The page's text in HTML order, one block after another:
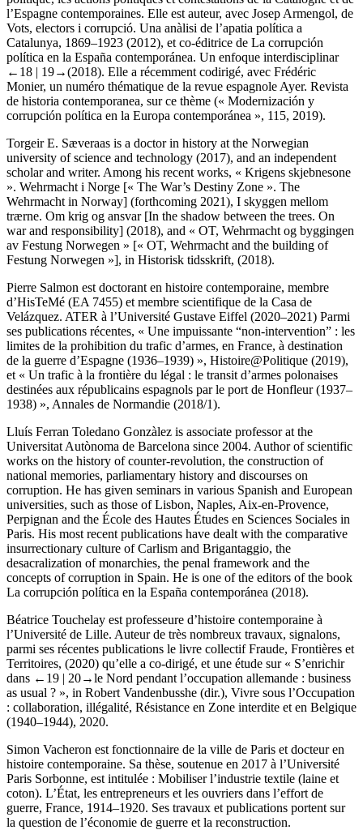
l’Espagne contemporaines. Elle est auteur, avec Josep Armengol, de
Vots, electors i corrupció. Una anàlisi de l’apatia política a
Catalunya, 1869–1923 (2012), et co-éditrice de La corrupción
política en la España contemporánea. Un enfoque interdisciplinar
←18 | 19→(2018). Elle a récemment codirigé, avec Frédéric
Monier, un numéro thématique de la revue espagnole Ayer. Revista
de historia contemporanea, sur ce thème (« Modernización y
corrupción política en la Europa contemporánea », 115, 2019).
Torgeir E. Sæveraas is a doctor in history at the Norwegian
university of science and technology (2017), and an independent
scholar and writer. Among his recent works, « Krigens skjebnesone
». Wehrmacht i Norge [« The War’s Destiny Zone ». The
Wehrmacht in Norway] (forthcoming 2021), I skyggen mellom
trærne. Om krig og ansvar[In the shadow between the trees. On
war and responsibility] (2018), and « OT, Wehrmacht og byggingen
av Festung Norwegen » [« OT, Wehrmacht and the building of
Festung Norwegen »], in Historisk tidsskrift, (2018).
Pierre Salmon est doctorant en histoire contemporaine, membre
d’HisTeMé (EA 7455) et membre scientifique de la Casa de
Velázquez. ATER à l’Université Gustave Eiffel (2020–2021) Parmi
ses publications récentes, « Une impuissante “non-intervention” : les
limites de la prohibition du trafic d’armes, en France, à destination
de la guerre d’Espagne (1936–1939) », Histoire@Politique (2019),
et « Un trafic à la frontière du légal : le transit d’armes polonaises
destinées aux républicains espagnols par le port de Honfleur (1937–
1938) », Annales de Normandie (2018/1).
Lluís Ferran Toledano Gonzàlez is associate professor at the
Universitat Autònoma de Barcelona since 2004. Author of scientific
works on the history of counter-revolution, the construction of
national memories, parliamentary history and discourses on
corruption. He has given seminars in various Spanish and European
universities, such as those of Lisbon, Naples, Aix-en-Provence,
Perpignan and the École des Hautes Études en Sciences Sociales in
Paris. His most recent publications have dealt with the comparative
insurrectionary culture of Carlism and Brigantaggio, the
desacralization of monarchies, the penal framework and the
concepts of corruption in Spain. He is one of the editors of the book
La corrupción política en la España contemporánea (2018).
Béatrice Touchelay est professeure d’histoire contemporaine à
l’Université de Lille. Auteur de très nombreux travaux, signalons,
parmi ses récentes publications le livre collectifFraude, Frontières et
Territoires, (2020) qu’elle a co-dirigé, et une étude sur « S’enrichir
dans ←19 | 20→le Nord pendant l’occupation allemande : business
as usual ? », in Robert Vandenbusshe (dir.), Vivre sous l’Occupation
: collaboration, illégalité, Résistance en Zone interdite et en Belgique
(1940–1944), 2020.
Simon Vacheron est fonctionnaire de la ville de Paris et docteur en
histoire contemporaine. Sa thèse, soutenue en 2017 à l’Université
Paris Sorbonne, est intitulée : Mobiliser l’industrie textile (laine et
coton). L’État, les entrepreneurs et les ouvriers dans l’effort de
guerre, France, 1914–1920. Ses travaux et publications portent sur
la question de l’économie de guerre et la reconstruction.